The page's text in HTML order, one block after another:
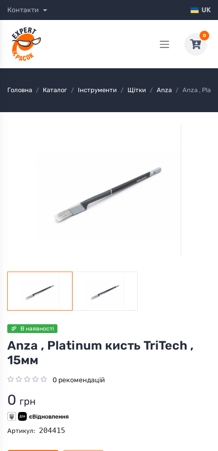
Контакти UK
0
Головна Каталог Інструменти Щітки Anza Anza ,
В наявності
Anza , Platinum кисть TriTech ,
15мм
0 рекомендацій
0 грн
Артикул: 204415